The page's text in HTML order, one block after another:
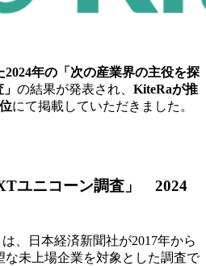
2024年の「次の産業界の主役を探
の結果が発表され、 KiteRaが推
にて掲載していただきました。
ユニコーン調査」 2024
、日本経済新聞社が2017年から
未上場企業を対象とした調査で